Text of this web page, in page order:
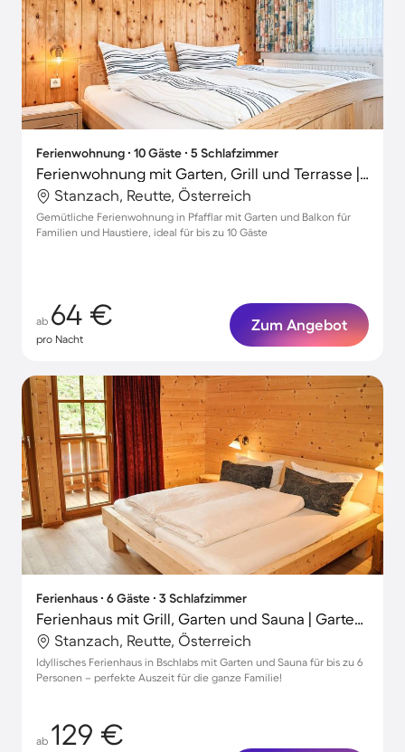
Ferienwohnung ∙ 10 Gäste ∙ 5 Schlafzimmer
Ferienwohnung mit Garten, Grill und Terrasse | Gartenblick
Stanzach, Reutte, Österreich
Gemütliche Ferienwohnung in Pfafflar mit Garten und Balkon für
Familien und Haustiere, ideal für bis zu 10 Gäste
ab 64 €
pro Nacht
Zum Angebot
Ferienhaus ∙ 6 Gäste ∙ 3 Schlafzimmer
Ferienhaus mit Grill, Garten und Sauna | Gartenblick
Stanzach, Reutte, Österreich
Idyllisches Ferienhaus in Bschlabs mit Garten und Sauna für bis zu 6
Personen – perfekte Auszeit für die ganze Familie!
ab 129 €